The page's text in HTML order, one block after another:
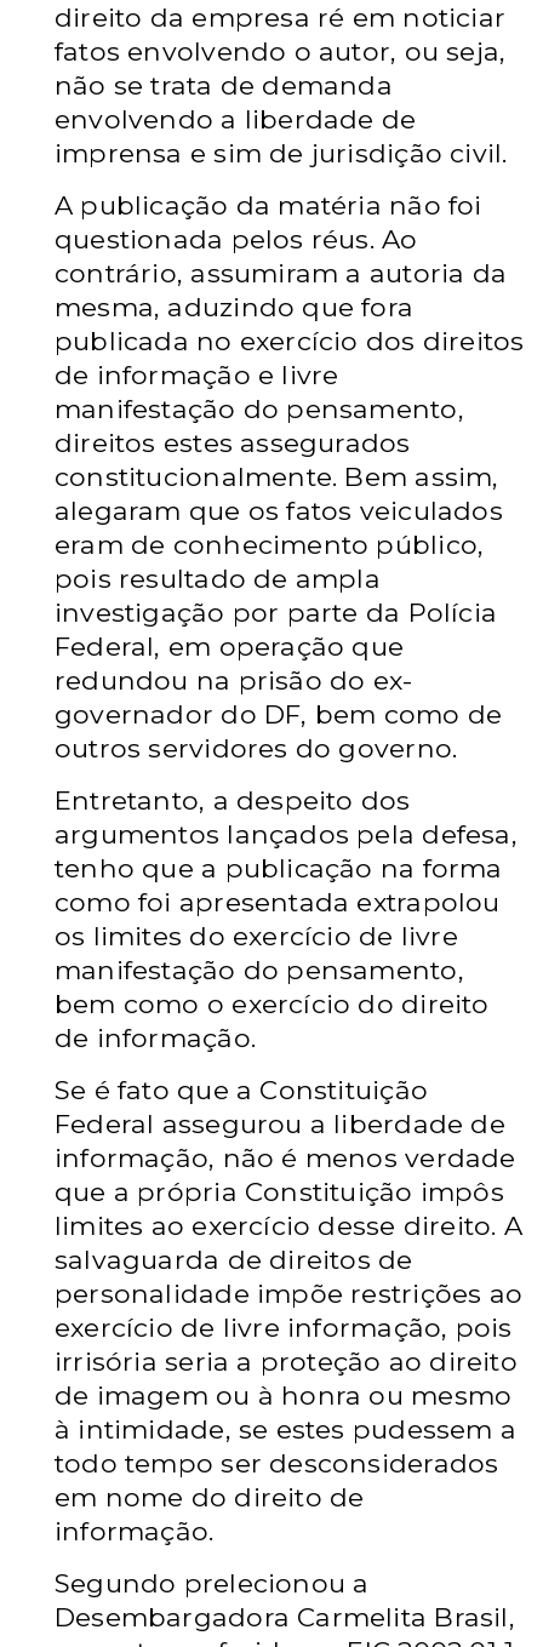
direito da empresa ré em noticiar
fatos envolvendo o autor, ou seja,
não se trata de demanda
envolvendo a liberdade de
imprensa e sim de jurisdição civil.
A publicação da matéria não foi
questionada pelos réus. Ao
contrário, assumiram a autoria da
mesma, aduzindo que fora
publicada no exercício dos direitos
de informação e livre
manifestação do pensamento,
direitos estes assegurados
constitucionalmente. Bem assim,
alegaram que os fatos veiculados
eram de conhecimento público,
pois resultado de ampla
investigação por parte da Polícia
Federal, em operação que
redundou na prisão do ex-
governador do DF, bem como de
outros servidores do governo.
Entretanto, a despeito dos
argumentos lançados pela defesa,
tenho que a publicação na forma
como foi apresentada extrapolou
os limites do exercício de livre
manifestação do pensamento,
bem como o exercício do direito
de informação.
Se é fato que a Constituição
Federal assegurou a liberdade de
informação, não é menos verdade
que a própria Constituição impôs
limites ao exercício desse direito. A
salvaguarda de direitos de
personalidade impõe restrições ao
exercício de livre informação, pois
irrisória seria a proteção ao direito
de imagem ou à honra ou mesmo
à intimidade, se estes pudessem a
todo tempo ser desconsiderados
em nome do direito de
informação.
Segundo prelecionou a
Desembargadora Carmelita Brasil,